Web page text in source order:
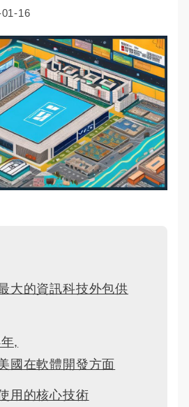
16
大的資訊科技外包供
,
國在軟體開發方面
用的核心技術